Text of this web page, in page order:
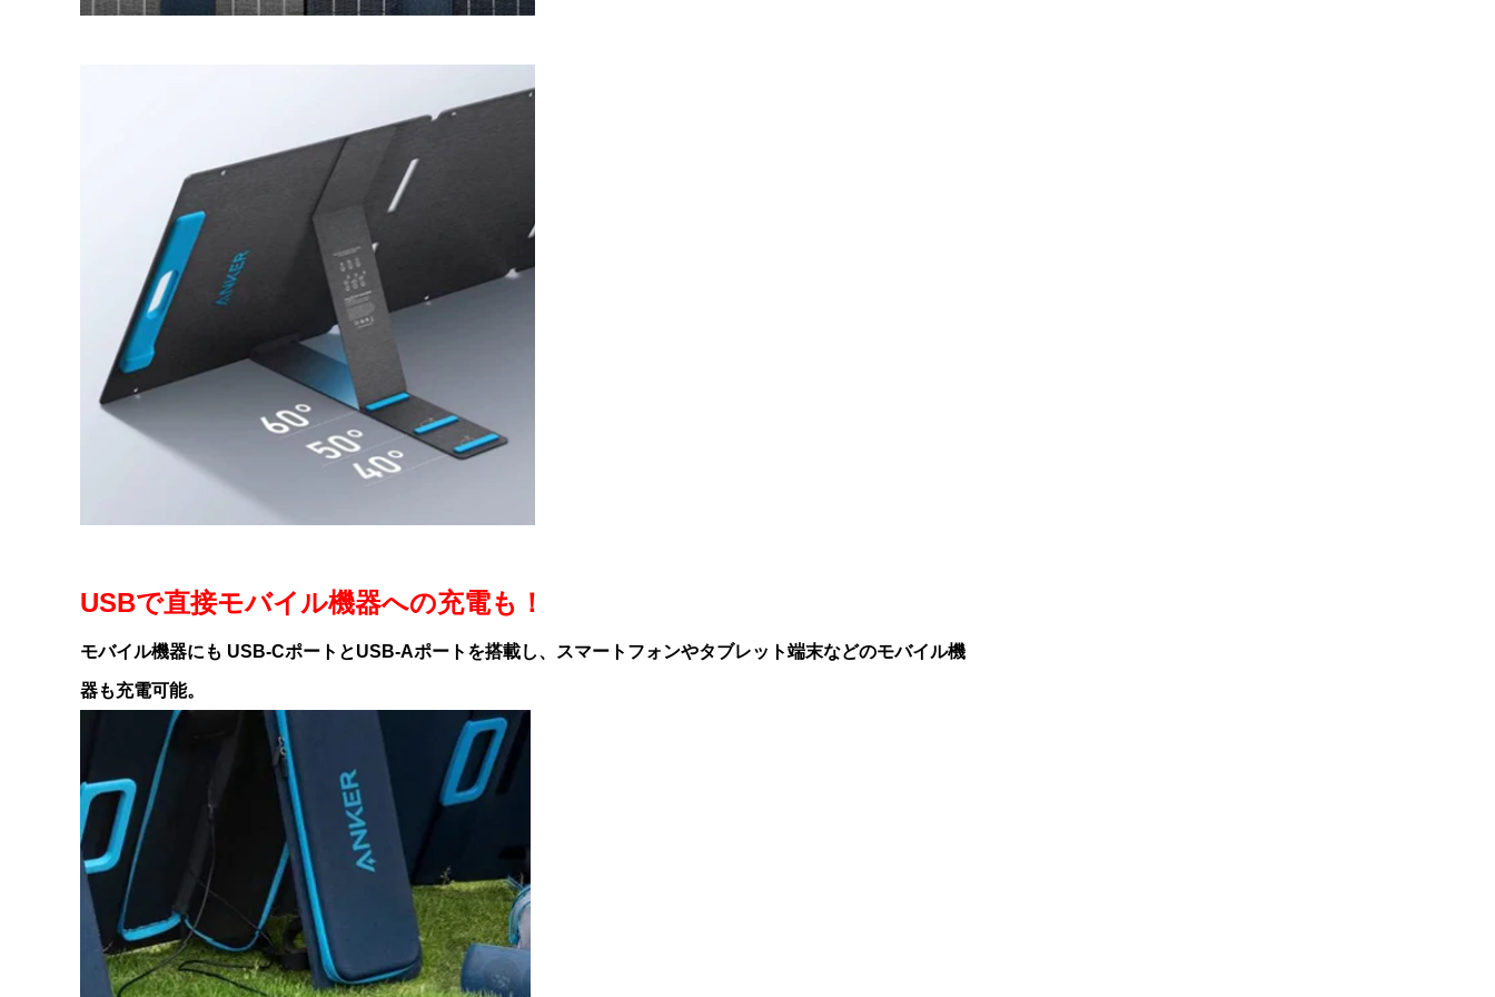
USBで直接モバイル機器への充電も！
モバイル機器にも USB-CポートとUSB-Aポートを搭載し、スマートフォンやタブレット端末などのモバイル機
器も充電可能。